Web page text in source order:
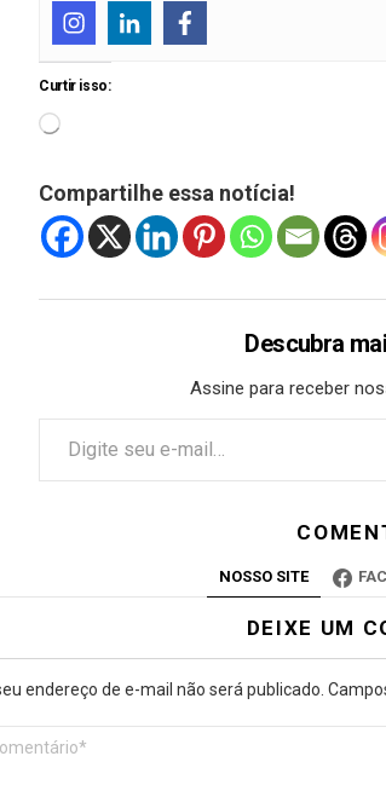
Curtir isso:
Compartilhe essa notícia!
Descubra
Assine para receber
NOSSO SITE
DEIXE UM
endereço de e-mail não será publicado.